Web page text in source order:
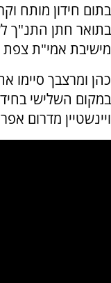
בתום חידון מותח
בתואר חתן התנ"ך
מישיבת אמי"ת צפת
במקום השלישי
ויינשטיין מדרום